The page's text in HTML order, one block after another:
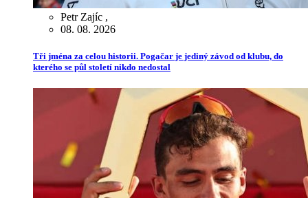
Petr Zajíc ,
08. 08. 2026
Tři jména za celou historii. Pogačar je jediný závod od klubu, do
kterého se půl století nikdo nedostal